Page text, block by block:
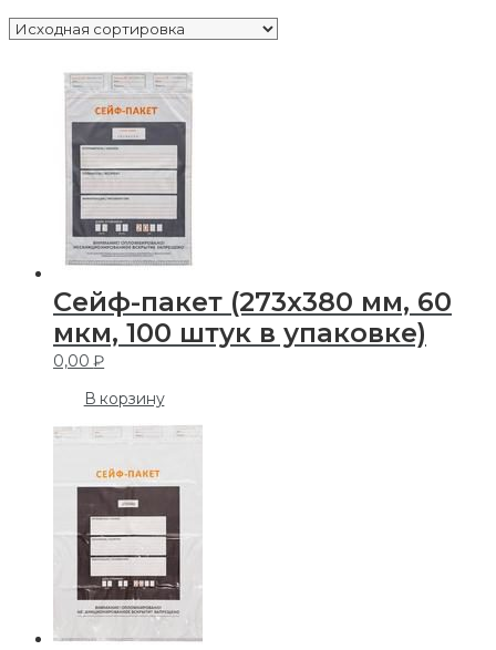
Cейф-пакет (273х380 мм, 60
мкм, 100 штук в упаковке)
0,00₽
В корзину